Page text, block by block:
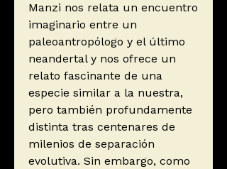
Manzi nos relata un encuentro
imaginario entre un
paleoantropólogo y el último
neandertal y nos ofrece un
relato fascinante de una
especie similar a la nuestra,
pero también profundamente
distinta tras centenares de
milenios de separación
evolutiva. Sin embargo, como